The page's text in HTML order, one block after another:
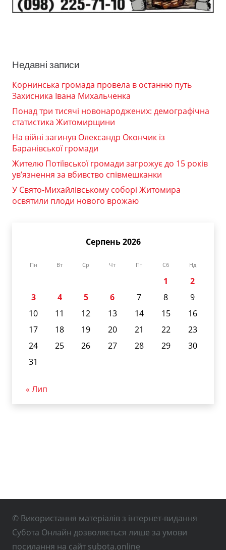
Недавні записи
Корнинська громада провела в останню путь
Захисника Івана Михальченка
Понад три тисячі новонароджених: демографічна
статистика Житомирщини
На війні загинув Олександр Окончик із
Баранівської громади
Жителю Потіївської громади загрожує до 15 років
ув’язнення за вбивство співмешканки
У Свято-Михайлівському соборі Житомира
освятили плоди нового врожаю
Серпень 2026
Пн Вт Ср Чт Пт Сб Нд
1
2
3
4 5 6 7 8
9
10
11 12 13 14 15
16
17
18 19 20 21 22
23
24
25 26 27 28 29
30
31
« Лип
© Використання матеріалів з інтернет-видання
Субота Онлайн дозволяється лише за умови
посилання на сайт subota.online